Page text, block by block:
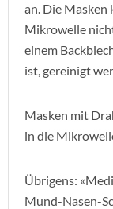
an. Die Masken
Mikrowelle
einem
ist, gereinigt
Masken mit
in die
Übrigens:
Mund-Nasen-